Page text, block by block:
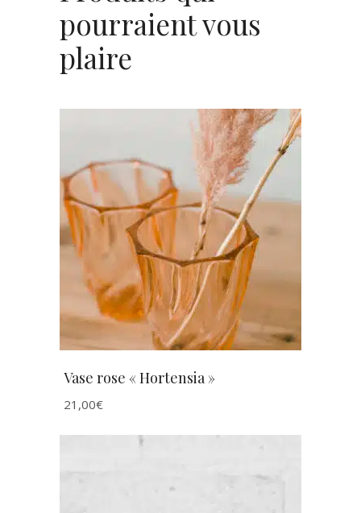
pourraient vous
plaire
AJOUTER AU PANIER
Vase rose « Hortensia »
21,00€